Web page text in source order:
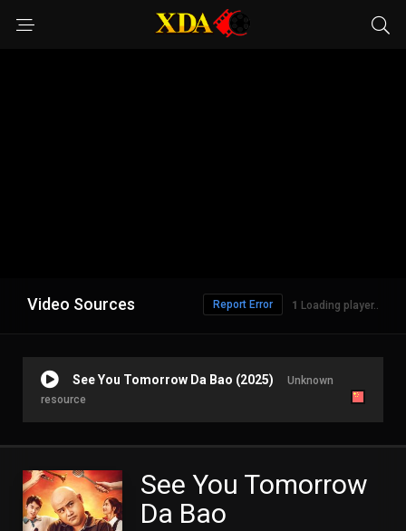
Video Sources Loading player..
Report Error
See You Tomorrow Da Bao (2025)
Unknown
resource
See You Tomorrow
Da Bao